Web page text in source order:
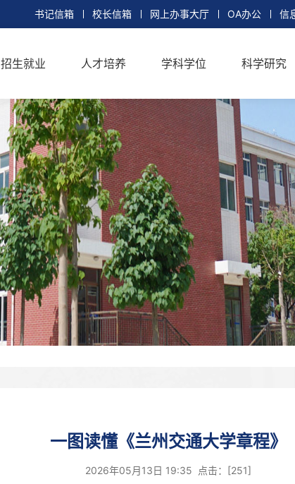
书记信箱 校长信箱 网上办事大厅 OA办公 信
招生就业 人才培养 学科学位 科学研究
一图读懂《兰州交通大学章程》
2026年05月13日 19:35 点击：[251]